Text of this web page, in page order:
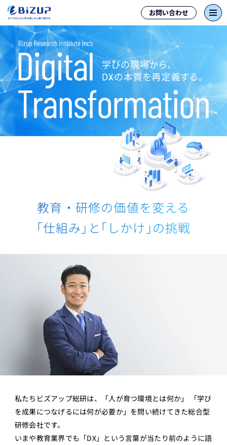
お問い合わせ
教育・研修の価値を変える
｢仕組み｣と｢しかけ｣の挑戦
私たちビズアップ総研は、「人が育つ環境とは何か」
「学び
を成果につなげるには何が必要か」を問い続けてきた総合型
研修会社です。
いまや教育業界でも「DX」という言葉が当たり前のように語